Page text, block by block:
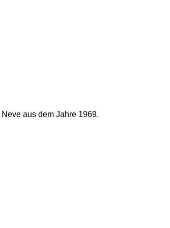
aus dem Jahre 1969.